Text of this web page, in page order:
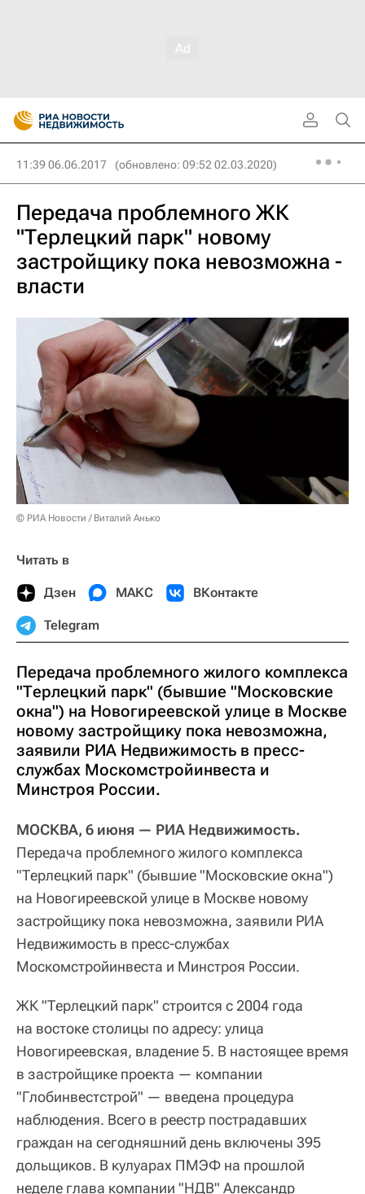
11:39 06.06.2017 (обновлено: 09:52 02.03.2020)
Передача проблемного ЖК
"Терлецкий парк" новому
застройщику пока невозможна -
власти
© РИА Новости / Виталий Анько
Читать в
Дзен МАКС ВКонтакте
Telegram
Передача проблемного жилого комплекса
"Терлецкий парк" (бывшие "Московские
окна") на Новогиреевской улице в Москве
новому застройщику пока невозможна,
заявили РИА Недвижимость в пресс-
службах Москомстройинвеста и
Минстроя России.
МОСКВА, 6 июня — РИА Недвижимость.
Передача проблемного жилого комплекса
"Терлецкий парк" (бывшие "Московские окна")
на Новогиреевской улице в Москве новому
застройщику пока невозможна, заявили РИА
Недвижимость в пресс-службах
Москомстройинвеста и Минстроя России.
ЖК "Терлецкий парк" строится с 2004 года
на востоке столицы по адресу: улица
Новогиреевская, владение 5. В настоящее время
в застройщике проекта — компании
"Глобинвестстрой" — введена процедура
наблюдения. Всего в реестр пострадавших
граждан на сегодняшний день включены 395
дольщиков. В кулуарах ПМЭФ на прошлой
неделе глава компании "НДВ" Александр